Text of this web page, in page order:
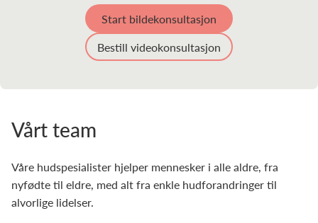
Start bildekonsultasjon
Bestill videokonsultasjon
Vårt team
Våre hudspesialister hjelper mennesker i alle aldre, fra
nyfødte til eldre, med alt fra enkle hudforandringer til
alvorlige lidelser.